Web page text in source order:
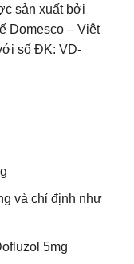
sản xuất bởi
Domesco – Việt
số ĐK: VD-
và chỉ định như
5mg